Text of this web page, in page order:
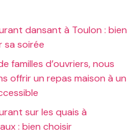
dansant à Toulon : bien
sa soirée
familles d’ouvriers, nous
offrir un repas maison à un
sur les quais à
: bien choisir